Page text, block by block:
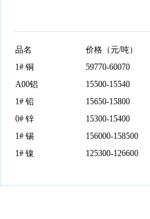
品名 价格（元/吨）
1# 铜 59770-60070
A00铝 15500-15540
1# 铅 15650-15800
0# 锌 15300-15400
1# 锡 156000-158500
1# 镍 125300-126600